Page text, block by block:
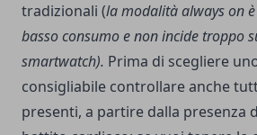
tradizionali (la modalità always on
basso consumo e non incide troppo
smartwatch). Prima di scegliere
consigliabile controllare anche
presenti, a partire dalla presenza